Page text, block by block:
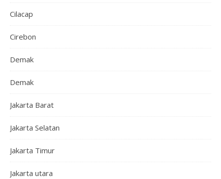
Cilacap
Cirebon
Demak
Demak
Jakarta Barat
Jakarta Selatan
Jakarta Timur
Jakarta utara